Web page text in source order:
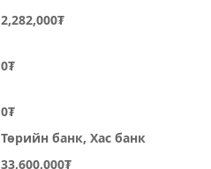
2,282,000₮
0₮
0₮
Төрийн банк, Хас банк
33,600,000₮